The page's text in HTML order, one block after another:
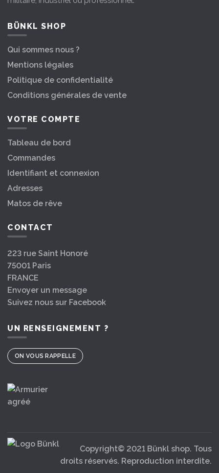
BÜNKL SHOP
Qui sommes nous ?
Mentions légales
Politique de confidentialité
Conditions générales de vente
VOTRE COMPTE
Tableau de bord
Commandes
Identifiant et connexion
Adresses
Matos de rêve
CONTACT
223 rue Saint Honoré
75001 Paris
FRANCE
Envoyer un message
Suivez nous sur Facebook
UN RENSEIGNEMENT ?
ON VOUS RAPPELLE
Copyright© 2021 Bünkl shop. Tous
droits réservés. Reproduction interdite.